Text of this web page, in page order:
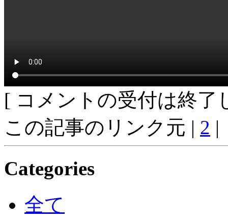
[ コメントの受付は終了
この記事のリンク元 | 2 |
Categories
全て